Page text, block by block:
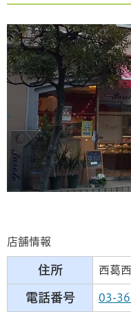
店舗情報
住所 西葛
電話番号 03-